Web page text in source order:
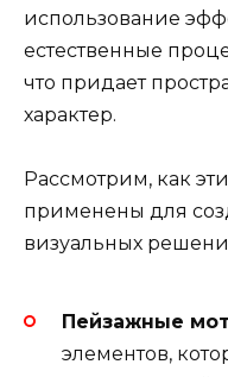
использование
естественные
что придает
характер.
Рассмотрим, как
применены для
визуальных
Пейзажные
элементов,